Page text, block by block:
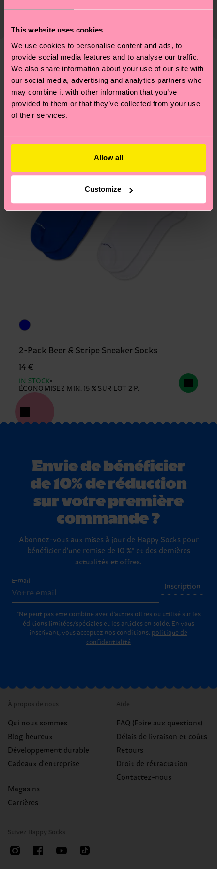
This website uses cookies
We use cookies to personalise content and ads, to
provide social media features and to analyse our traffic.
We also share information about your use of our site with
our social media, advertising and analytics partners who
may combine it with other information that you’ve
provided to them or that they’ve collected from your use
of their services.
Allow all
Customize
mettre en place une chaîne d'approvisionnement
éthique, de réduire les émissions, d'entretenir
ENCORE ! Pour plus d'informations, ainsi que des
conseils et astuces, rendez-vous sur notre page
Développement durable
Le délai de livraison prévu vers la France à compter
ouvrables. Veuillez garder à l'esprit qu'il s'agit
d'une estimation et que le délai de livraison exact
dépend de vos services postaux locaux.
Vous avez des questions sur les retours ? Visitez
notre pageRetourpour trouver les réponses aux
questions les plus fréquemment posées.
Nous pensons que vous aimerez Modèles similaires
Nouveau
2-Pack Beer & Stripe Sneaker Socks
14 €
IN STOCK
ÉCONOMISEZ MIN. 15 % SUR LOT 2 P.
Envie de bénéficier
de 10% de réduction
sur votre première
commande ?
Abonnez-vous aux mises à jour de Happy Socks pour
bénéficier d'une remise de 10 %* et des dernières
actualités et offres.
E-mail
Inscription
*Ne peut pas être combiné avec d'autres offres ou utilisé sur les
éditions limitées/spéciales et les articles en solde. En vous
inscrivant, vous acceptez nos conditions. politique de
confidentialité
À propos de nous
Qui nous sommes
Blog heureux
Développement durable
Cadeaux d'entreprise
Magasins
Carrières
Aide
FAQ (Foire aux questions)
Délais de livraison et coûts
Retours
Droit de rétractation
Contactez-nous
Suivez Happy Socks